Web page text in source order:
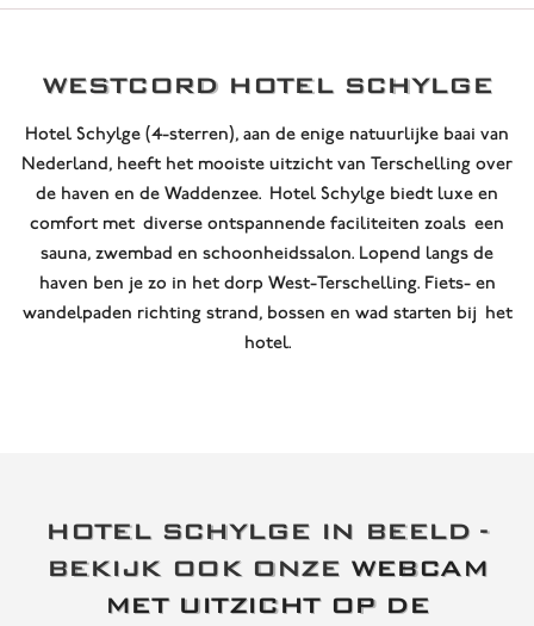
WESTCORD HOTEL SCHYLGE
Hotel Schylge (4-sterren), aan de enige natuurlijke baai van
Nederland, heeft het mooiste uitzicht van Terschelling over
de haven en de Waddenzee. Hotel Schylge biedt luxe en
comfort met diverse ontspannende faciliteiten zoals een
sauna, zwembad en schoonheidssalon. Lopend langs de
haven ben je zo in het dorp West-Terschelling. Fiets- en
wandelpaden richting strand, bossen en wad starten bij het
hotel.
HOTEL SCHYLGE IN BEELD -
BEKIJK OOK ONZE WEBCAM
MET UITZICHT OP DE